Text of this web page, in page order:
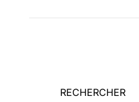
RECHERCHER